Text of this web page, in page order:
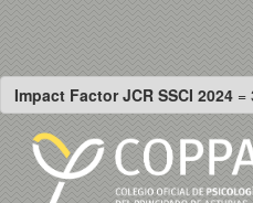
Impact Factor JCR SSCI 2024 =